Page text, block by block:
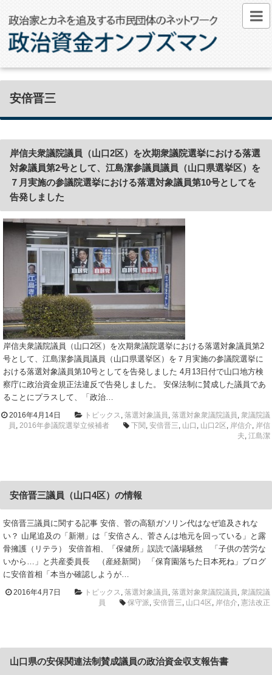
安倍晋三
岸信夫衆議院議員（山口2区）を次期衆議院選挙における落選
対象議員第2号として、江島潔参議員議員（山口県選挙区）を
７月実施の参議院選挙における落選対象議員第10号としてを
告発しました
岸信夫衆議院議員（山口2区）を次期衆議院選挙における落選対象議員第2
号として、江島潔参議員議員（山口県選挙区）を７月実施の参議院選挙に
おける落選対象議員第10号としてを告発しました 4月13日付で山口地方検
察庁に政治資金規正法違反で告発しました。 安保法制に賛成した議員であ
ることにプラスして、「政治…
2016年4月14日 トピックス, 落選対象議員, 落選対象衆議院議員, 衆議院議
員, 2016年参議院選挙立候補者 下関 , 安倍晋三, 山口 , 山口2区 , 岸信介, 岸信
夫, 江島潔
安倍晋三議員（山口4区）の情報
安倍晋三議員に関する記事 安倍、菅の高額ガソリン代はなぜ追及されな
い？ 山尾追及の「新潮」は「安倍さん、菅さんは地元を回っている」と露
骨擁護（リテラ） 安倍首相、「保健所」誤読で議場騒然 「子供の苦労な
いから…」と共産委員長 （産経新聞） 「保育園落ちた日本死ね」ブログ
に安倍首相「本当か確認しようが…
2016年4月7日 トピックス, 落選対象議員, 落選対象衆議院議員, 衆議院議
員
保守派, 安倍晋三, 山口4区 , 岸信介, 憲法改正
山口県の安保関連法制賛成議員の政治資金収支報告書